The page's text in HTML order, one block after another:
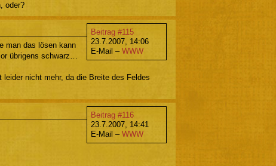
oder?
Beitrag #115
23.7.2007, 14:06
E-Mail – WWW
man das lösen kann
übrigens schwarz…
nicht mehr, da die Breite des Feldes
Beitrag #116
23.7.2007, 14:41
E-Mail – WWW